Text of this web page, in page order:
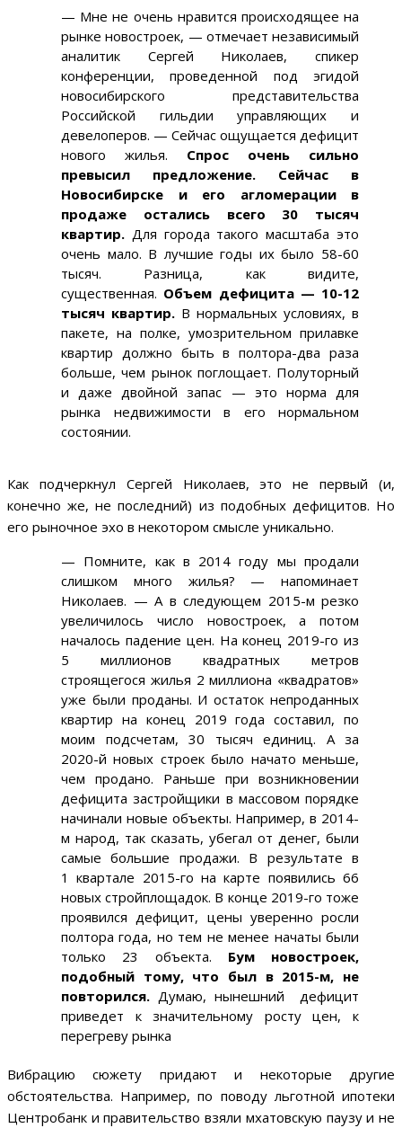
— Мне не очень нравится происходящее на
рынке новостроек, — отмечает независимый
аналитик Сергей Николаев, спикер
конференции, проведенной под эгидой
новосибирского представительства
Российской гильдии управляющих и
девелоперов. — Сейчас ощущается дефицит
нового жилья. Спрос очень сильно
превысил предложение. Сейчас в
Новосибирске и его агломерации в
продаже остались всего 30 тысяч
квартир. Для города такого масштаба это
очень мало. В лучшие годы их было 58-60
тысяч. Разница, как видите,
существенная. Объем дефицита — 10-12
тысяч квартир. В нормальных условиях, в
пакете, на полке, умозрительном прилавке
квартир должно быть в полтора-два раза
больше, чем рынок поглощает. Полуторный
и даже двойной запас — это норма для
рынка недвижимости в его нормальном
состоянии.
Как подчеркнул Сергей Николаев, это не первый (и,
конечно же, не последний) из подобных дефицитов. Но
его рыночное эхо в некотором смысле уникально.
— Помните, как в 2014 году мы продали
слишком много жилья? — напоминает
Николаев. — А в следующем 2015-м резко
увеличилось число новостроек, а потом
началось падение цен. На конец 2019-го из
5 миллионов квадратных метров
строящегося жилья 2 миллиона «квадратов»
уже были проданы. И остаток непроданных
квартир на конец 2019 года составил, по
моим подсчетам, 30 тысяч единиц. А за
2020-й новых строек было начато меньше,
чем продано. Раньше при возникновении
дефицита застройщики в массовом порядке
начинали новые объекты. Например, в 2014-
м народ, так сказать, убегал от денег, были
самые большие продажи. В результате в
1 квартале 2015-го на карте появились 66
новых стройплощадок. В конце 2019-го тоже
проявился дефицит, цены уверенно росли
полтора года, но тем не менее начаты были
только 23 объекта. Бум новостроек,
подобный тому, что был в 2015-м, не
повторился. Думаю, нынешний дефицит
приведет к значительному росту цен, к
перегреву рынка
Вибрацию сюжету придают и некоторые другие
обстоятельства. Например, по поводу льготной ипотеки
Центробанк и правительство взяли мхатовскую паузу и не